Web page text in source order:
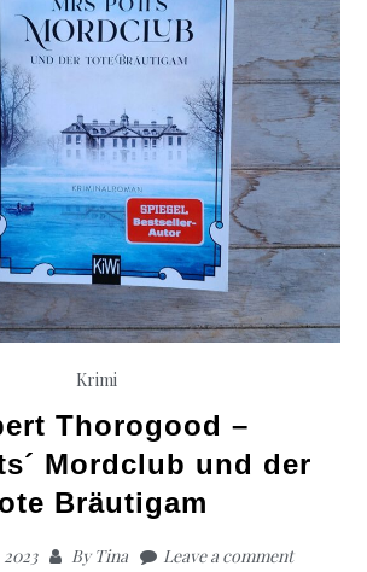
Krimi
Thorogood –
Mordclub und der
Bräutigam
ByTina Leave a comment